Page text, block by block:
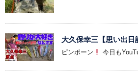
大久保幸三【思い出日
ピンポーン 今日も